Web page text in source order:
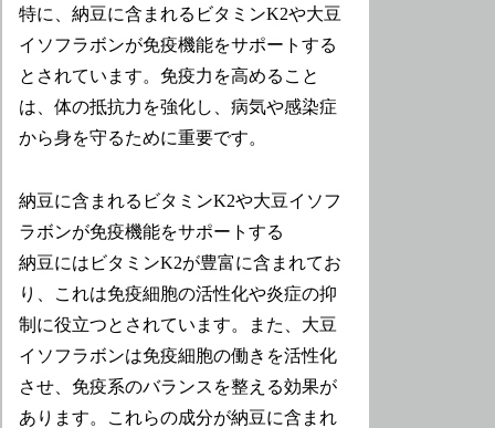
特に、納豆に含まれるビタミンK2や大豆
イソフラボンが免疫機能をサポートする
とされています。免疫力を高めること
は、体の抵抗力を強化し、病気や感染症
から身を守るために重要です。
納豆に含まれるビタミンK2や大豆イソフ
ラボンが免疫機能をサポートする
納豆にはビタミンK2が豊富に含まれてお
り、これは免疫細胞の活性化や炎症の抑
制に役立つとされています。また、大豆
イソフラボンは免疫細胞の働きを活性化
させ、免疫系のバランスを整える効果が
あります。これらの成分が納豆に含まれ